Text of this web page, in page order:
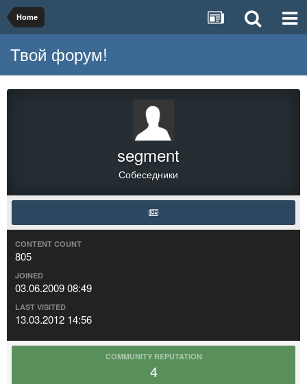
Home
Твой форум!
segment
Собеседники
CONTENT COUNT
805
JOINED
03.06.2009 08:49
LAST VISITED
13.03.2012 14:56
COMMUNITY REPUTATION
4